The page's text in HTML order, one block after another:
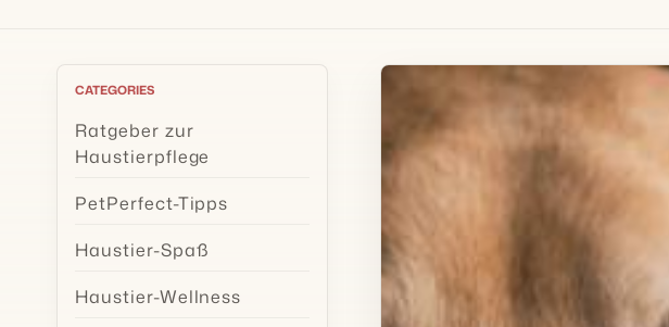
CATEGORIES
Ratgeber zur
Haustierpflege
PetPerfect-Tipps
Haustier-Spaß
Haustier-Wellness